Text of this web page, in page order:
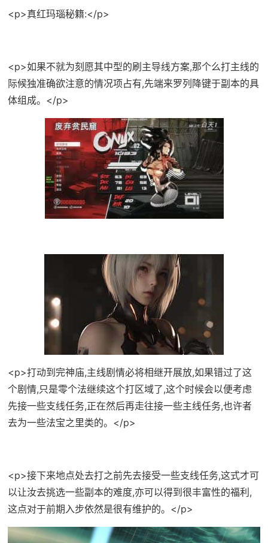
<p>真红玛瑙秘籍:</p>
<p>如果不就为刻愿其中型的刷主导线方案,那个么打主线的
际候独准确欲注意的情况项占有,先端来罗列降键于副本的具
体组成。</p>
<p>打动到完神庙,主线剧情必将相继开展放,如果错过了这
个剧情,只是零个法继续这个打区域了,这个时候会以便考虑
先接一些支线任务,正在然后再走往接一些主线任务,也许者
去为一些法宝之里类的。</p>
<p>接下来地点处去打之前先去接受一些支线任务,这式才可
以让汝去挑选一些副本的难度,亦可以得到很丰富性的福利,
这点对于前期入步依然是很有维护的。</p>